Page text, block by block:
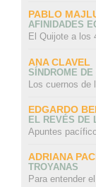
PABLO
AFINIDADES
El Quijote a los
ANA CLAVEL
SÍNDROME DE
Los cuernos de
EDGARDO
EL REVÉS DE
Apuntes
ADRIANA
TROYANAS
Para entender